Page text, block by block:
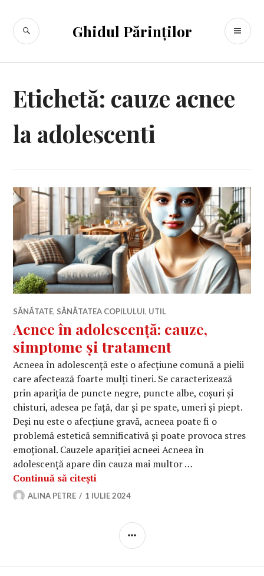
conținut
Ghidul Părinților
CĂUTARE
Etichetă: cauze acnee
la adolescenti
SĂNĂTATE, SĂNĂTATEA COPILULUI, UTIL
Acnee în adolescență: cauze,
simptome și tratament
Acneea în adolescență este o afecțiune comună a pielii
care afectează foarte mulți tineri. Se caracterizează
prin apariția de puncte negre, puncte albe, coșuri și
chisturi, adesea pe față, dar și pe spate, umeri și piept.
Deși nu este o afecțiune gravă, acneea poate fi o
problemă estetică semnificativă și poate provoca stres
emoțional. Cauzele apariției acneei Acneea în
adolescență apare din cauza mai multor …
Continuă să citești
ALINA PETRE 1 IULIE 2024
BARĂ